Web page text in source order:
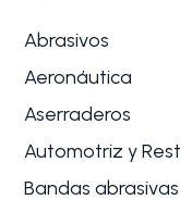
Abrasivos
Aeronáutica
Aserraderos
Automotriz y
Bandas abrasivas